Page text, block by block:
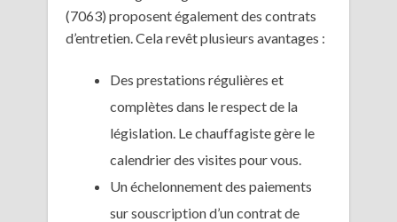
(7063) proposent également des contrats
d’entretien. Cela revêt plusieurs avantages :
Des prestations régulières et
complètes dans le respect de la
législation. Le chauffagiste gère le
calendrier des visites pour vous.
Un échelonnement des paiements
sur souscription d’un contrat de